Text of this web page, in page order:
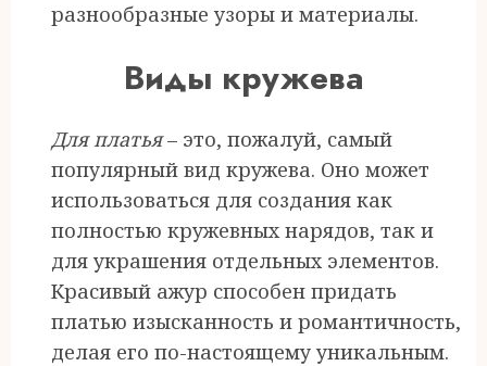
разнообразные узоры и материалы.
Виды кружева
Для платья– это, пожалуй, самый
популярный вид кружева. Оно может
использоваться для создания как
полностью кружевных нарядов, так и
для украшения отдельных элементов.
Красивый ажур способен придать
платью изысканность и романтичность,
делая его по-настоящему уникальным.